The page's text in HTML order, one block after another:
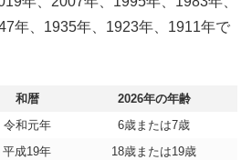
年、1935年、1923年、1911年で
和暦
2026年の年齢
令和元年
6歳または7歳
平成19年
18歳または19歳